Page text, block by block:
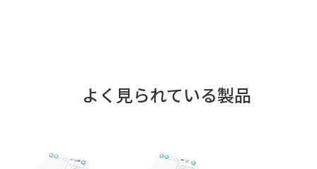
よく見られている製品